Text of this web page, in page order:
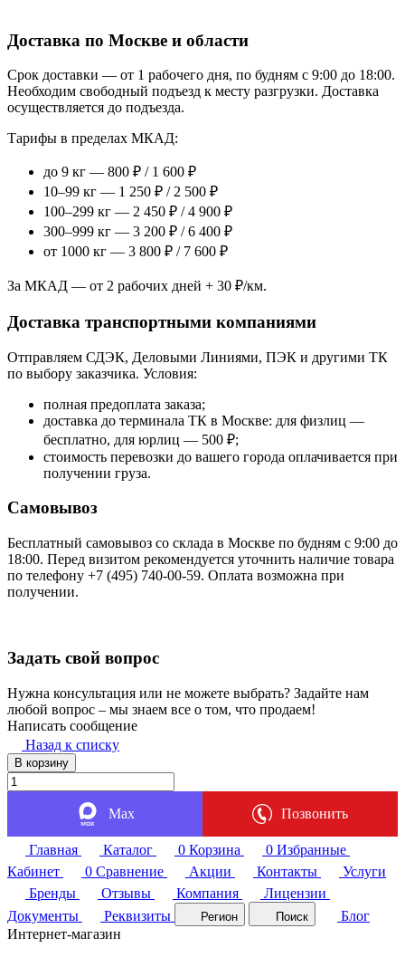
Доставка по Москве и области
Срок доставки — от 1 рабочего дня, по будням с 9:00 до 18:00.
Необходим свободный подъезд к месту разгрузки. Доставка
осуществляется до подъезда.
Тарифы в пределах МКАД:
до 9 кг — 800 ₽ / 1 600 ₽
10–99 кг — 1 250 ₽ / 2 500 ₽
100–299 кг — 2 450 ₽ / 4 900 ₽
300–999 кг — 3 200 ₽ / 6 400 ₽
от 1000 кг — 3 800 ₽ / 7 600 ₽
За МКАД — от 2 рабочих дней + 30 ₽/км.
Доставка транспортными компаниями
Отправляем СДЭК, Деловыми Линиями, ПЭК и другими ТК
по выбору заказчика. Условия:
полная предоплата заказа;
доставка до терминала ТК в Москве: для физлиц —
бесплатно, для юрлиц — 500 ₽;
стоимость перевозки до вашего города оплачивается при
получении груза.
Самовывоз
Бесплатный самовывоз со склада в Москве по будням с 9:00 до
18:00. Перед визитом рекомендуется уточнить наличие товара
по телефону +7 (495) 740-00-59. Оплата возможна при
получении.
Задать свой вопрос
Нужна консультация или не можете выбрать? Задайте нам
любой вопрос – мы знаем все о том, что продаем!
Написать сообщение
Назад к списку
В корзину
Max Позвонить
Главная Каталог 0 Корзина 0 Избранные
Кабинет
0 Сравнение Акции Контакты
Услуги
Бренды
Отзывы Компания
Лицензии
Документы
Реквизиты Регион Поиск
Блог
Интернет-магазин